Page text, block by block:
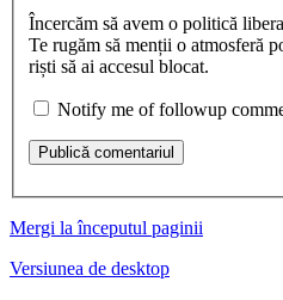
Încercăm să avem o politică
Te rugăm să menții o atmosferă
riști să ai accesul blocat.
Notify me of followup
Publică comentariul
Mergi la începutul paginii
Versiunea de desktop